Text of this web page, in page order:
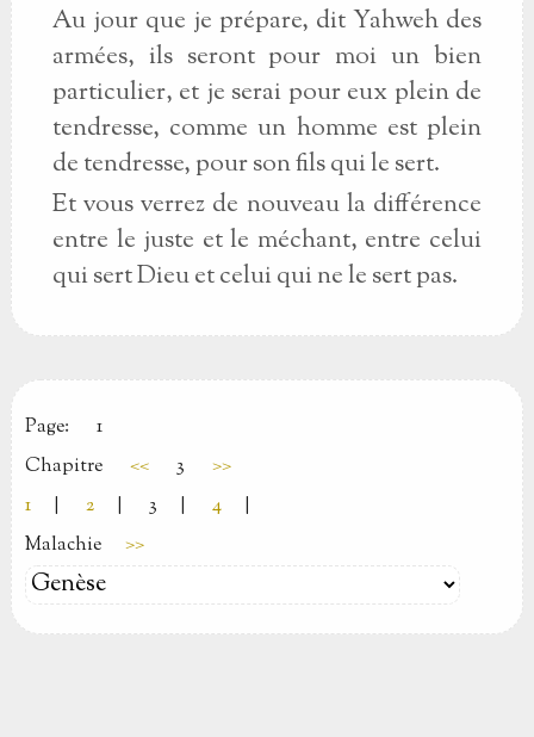
Au jour que je prépare, dit Yahweh des
armées, ils seront pour moi un bien
particulier, et je serai pour eux plein de
tendresse, comme un homme est plein
de tendresse, pour son fils qui le sert.
Et vous verrez de nouveau la différence
entre le juste et le méchant, entre celui
qui sert Dieu et celui qui ne le sert pas.
Page:
1
Chapitre
<< 3
>>
1
2 3 4
Malachie
>>